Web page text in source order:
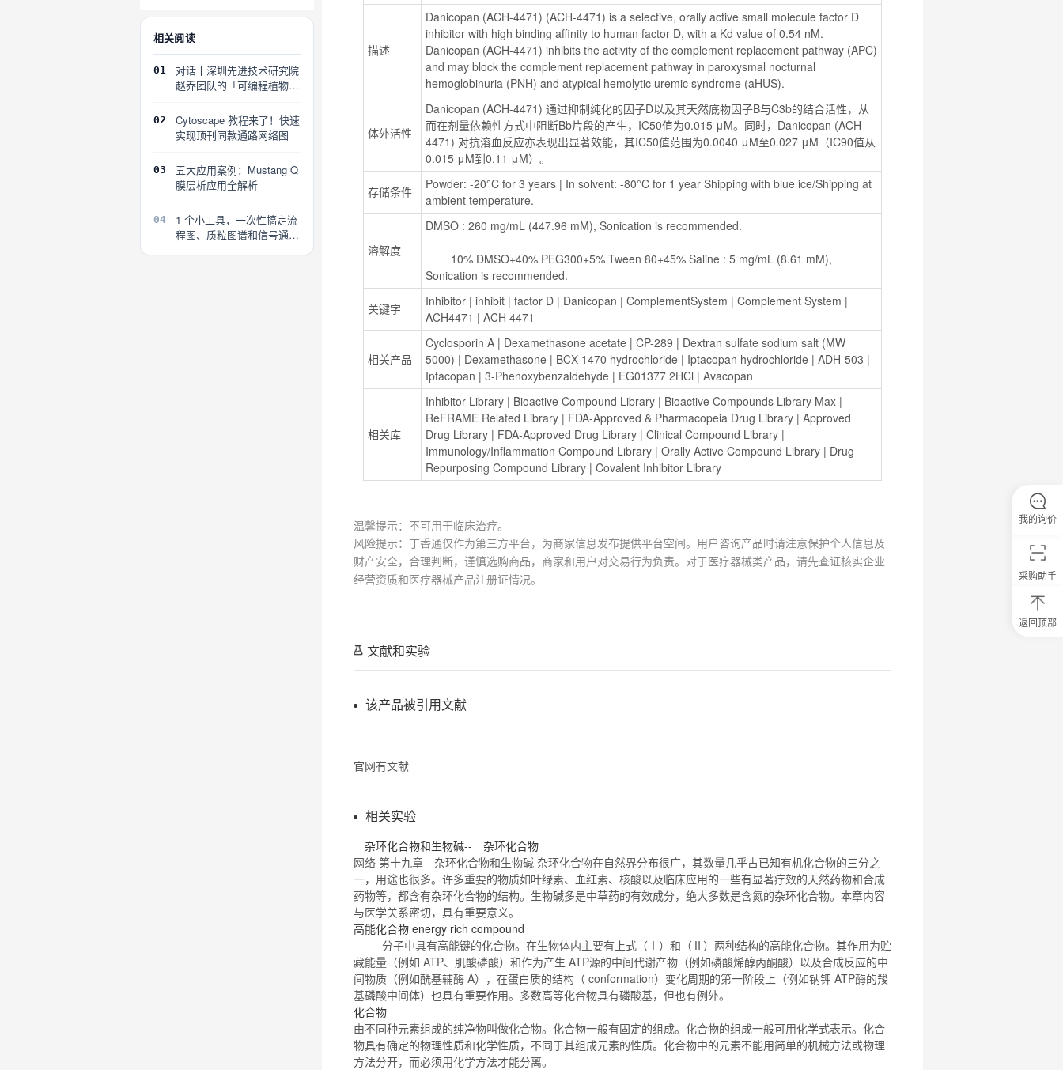
相关阅读
01
对话丨深圳先进技术研究院
赵乔团队的「可编程植物」
02
Cytoscape 教程来了！快速
实现顶刊同款通路网络图
03
五大应用案例：Mustang Q
膜层析应用全解析
04
1 个小工具，一次性搞定流
程图、质粒图谱和信号通路
描述
Danicopan (ACH-4471) (ACH-4471) is a selective, orally active small molecule factor D
inhibitor with high binding affinity to human factor D, with a Kd value of 0.54 nM.
Danicopan (ACH-4471) inhibits the activity of the complement replacement pathway (APC)
and may block the complement replacement pathway in paroxysmal nocturnal
hemoglobinuria (PNH) and atypical hemolytic uremic syndrome (aHUS).
体外活性
Danicopan (ACH-4471) 通过抑制纯化的因子D以及其天然底物因子B与C3b的结合活性，从
而在剂量依赖性方式中阻断Bb片段的产生，IC50值为0.015 μM。同时，Danicopan (ACH-
4471) 对抗溶血反应亦表现出显著效能，其IC50值范围为0.0040 μM至0.027 μM（IC90值从
0.015 μM到0.11 μM）。
存储条件
Powder: -20°C for 3 years | In solvent: -80°C for 1 year Shipping with blue ice/Shipping at
ambient temperature.
溶解度
DMSO : 260 mg/mL (447.96 mM), Sonication is recommended.
Sonication is recommended.
关键字 Inhibitor | inhibit | factor D | Danicopan | ComplementSystem | Complement System
ACH4471 | ACH 4471
相关产品
Cyclosporin A | Dexamethasone acetate | CP-289 | Dextran sulfate sodium salt (MW
5000) | Dexamethasone | BCX 1470 hydrochloride | Iptacopan hydrochloride | ADH-503
Iptacopan | 3-Phenoxybenzaldehyde | EG01377 2HCl | Avacopan
相关库
Inhibitor Library | Bioactive Compound Library | Bioactive Compounds Library Max
ReFRAME Related Library | FDA-Approved & Pharmacopeia Drug Library | Approved
Drug Library | FDA-Approved Drug Library | Clinical Compound Library
Immunology/Inflammation Compound Library | Orally Active Compound Library | Drug
Repurposing Compound Library | Covalent Inhibitor Library
温馨提示：不可用于临床治疗。
风险提示：丁香通仅作为第三方平台，为商家信息发布提供平台空间。用户咨询产品时请注意保护个人信息及
财产安全，合理判断，谨慎选购商品，商家和用户对交易行为负责。对于医疗器械类产品，请先查证核实企业
经营资质和医疗器械产品注册证情况。
文献和实验
该产品被引用文献
官网有文献
相关实验
杂环化合物和生物碱-- 杂环化合物
网络 第十九章 杂环化合物和生物碱 杂环化合物在自然界分布很广，其数量几乎占已知有机化合物的三分之
一，用途也很多。许多重要的物质如叶绿素、血红素、核酸以及临床应用的一些有显著疗效的天然药物和合成
药物等，都含有杂环化合物的结构。生物碱多是中草药的有效成分，绝大多数是含氮的杂环化合物。本章内容
与医学关系密切，具有重要意义。
高能化合物 energy rich compound
分子中具有高能键的化合物。在生物体内主要有上式（Ⅰ）和（Ⅱ）两种结构的高能化合物。其作用为贮
藏能量（例如 ATP、肌酸磷酸）和作为产生 ATP源的中间代谢产物（例如磷酸烯醇丙酮酸）以及合成反应的中
间物质（例如酰基辅酶 A），在蛋白质的结构（ conformation）变化周期的第一阶段上（例如钠钾 ATP酶的羧
基磷酸中间体）也具有重要作用。多数高等化合物具有磷酸基，但也有例外。
化合物
由不同种元素组成的纯净物叫做化合物。 化合物一般有固定的组成。 化合物的组成一般可用化学式表示。 化合
物具有确定的物理性质和化学性质，不同于其组成元素的性质。 化合物中的元素不能用简单的机械方法或物理
方法分开，而必须用化学方法才能分离。
采购助手
返回顶部
我的询价